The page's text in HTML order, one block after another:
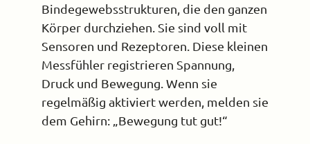
Bindegewebsstrukturen, die den ganzen
Körper durchziehen. Sie sind voll mit
Sensoren und Rezeptoren. Diese kleinen
Messfühler registrieren Spannung,
Druck und Bewegung. Wenn sie
regelmäßig aktiviert werden, melden sie
dem Gehirn: „Bewegung tut gut!“